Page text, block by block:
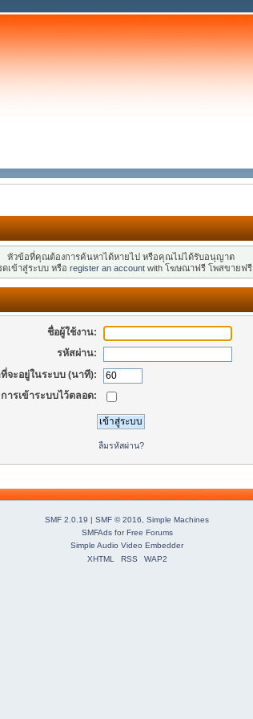
หัวข้อที่คุณต้องการค้นหาได้หายไป หรือคุณไม่ได้รับอนุญาต
ดเข้าสู่ระบบ หรือ register an account with โฆษณาฟรี โพสขายฟรี.
ชื่อผู้ใช้งาน:
รหัสผ่าน:
ที่จะอยู่ในระบบ (นาที):
ารเข้าระบบไว้ตลอด:
ลืมรหัสผ่าน?
SMF 2.0.19 | SMF © 2016, Simple Machines
SMFAdsforFree Forums
Simple Audio Video Embedder
XHTML
RSS WAP2